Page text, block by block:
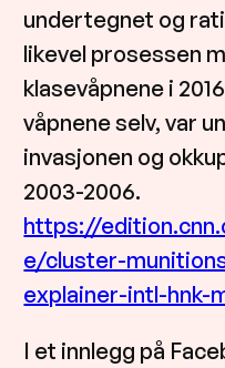
undertegnet og
likevel prosessen
klasevåpnene i
våpnene selv, var
invasjonen og
2003-2006.
https://
e/cluster-
explainer-intl-hnk-
I et innlegg på